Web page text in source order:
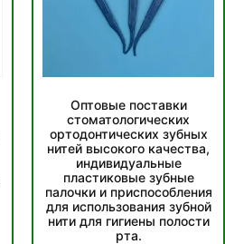
Оптовые поставки
стоматологических
ортодонтических зубных
нитей высокого качества,
индивидуальные
пластиковые зубные
палочки и приспособления
для использования зубной
нити для гигиены полости
рта.